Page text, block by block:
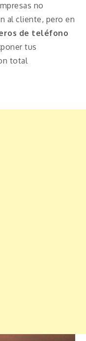
no
al cliente, pero en
de teléfono
tus
total